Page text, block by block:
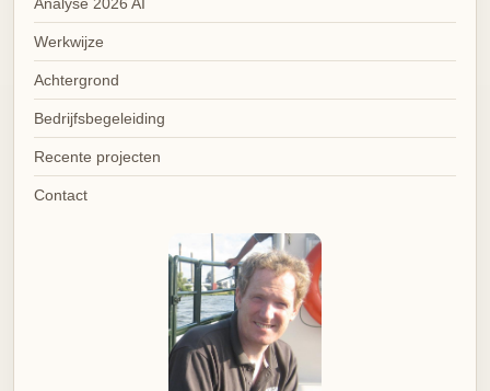
Analyse 2026 AI
Werkwijze
Achtergrond
Bedrijfsbegeleiding
Recente projecten
Contact